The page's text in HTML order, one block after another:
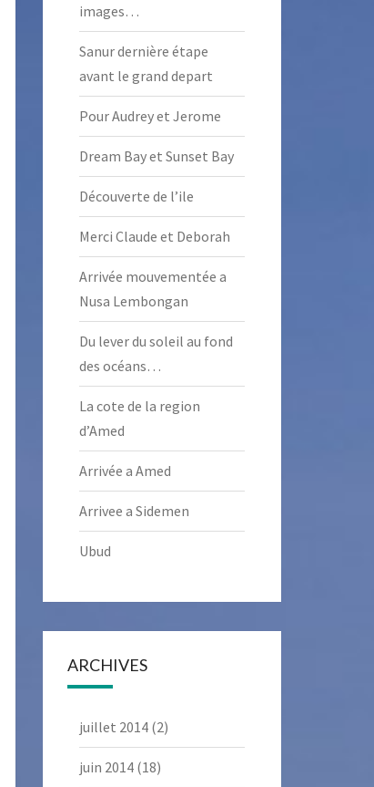
images…
Sanur dernière étape
avant le grand depart
Pour Audrey et Jerome
Dream Bay et Sunset Bay
Découverte de l’ile
Merci Claude et Deborah
Arrivée mouvementée a
Nusa Lembongan
Du lever du soleil au fond
des océans…
La cote de la region
d’Amed
Arrivée a Amed
Arrivee a Sidemen
Ubud
ARCHIVES
juillet 2014(2)
juin 2014(18)